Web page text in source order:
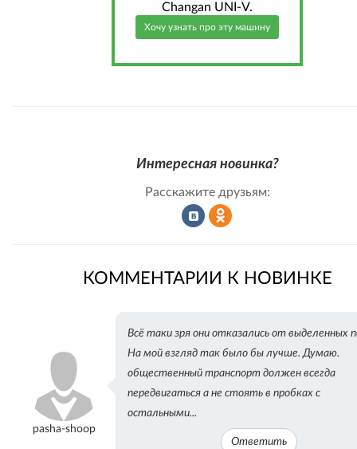
Changan UNI-V.
Хочу узнать про эту машину
Интересная новинка?
Расскажите друзьям:
КОММЕНТАРИИ К НОВИНКЕ
pasha-shoop
Всё таки зря они отказались от выделенных
На мой взгляд так было бы лучше. Думаю.
общественный транспорт должен всегда
передвигаться а не стоять в пробках с
остальными...
Ответить